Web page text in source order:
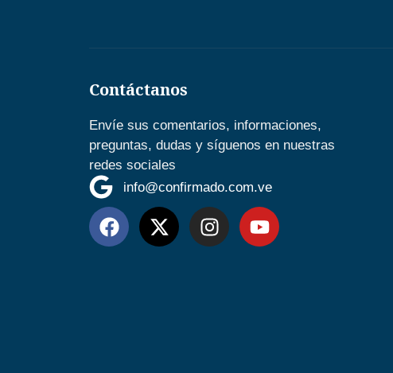
Contáctanos
Envíe sus comentarios, informaciones,
preguntas, dudas y síguenos en nuestras
redes sociales
info@confirmado.com.ve